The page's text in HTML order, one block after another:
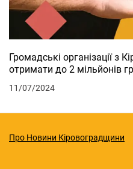
Громадські організації з
отримати до 2 мільйонів
11/07/2024
Про Новини Кіровоградщини